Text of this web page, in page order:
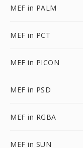
MEF in PALM
MEF in PCT
MEF in PICON
MEF in PSD
MEF in RGBA
MEF in SUN